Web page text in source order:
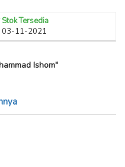
Stok Tersedia
03-11-2021
Ishom"